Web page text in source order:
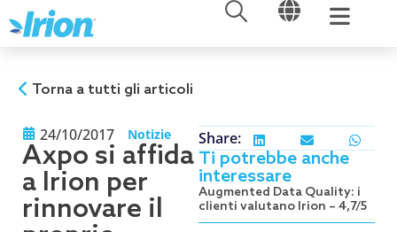
al
contenuto
APRI APRI
Torna a tutti gli articoli
24/10/2017 Notizie
Axpo si affida
a Irion per
rinnovare il
Share:
Ti potrebbe anche
interessare
Augmented Data Quality: i
clienti valutano Irion – 4,7/5